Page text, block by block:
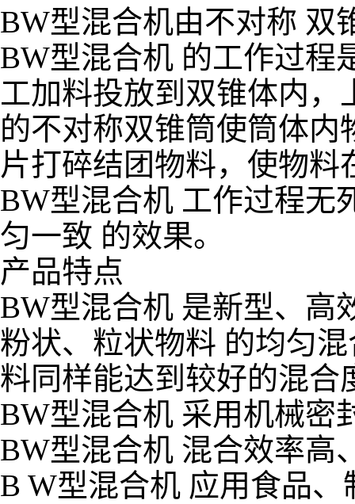
BW型混合机由不对称 双
BW型混合机 的工作过程
工加料投放到双锥体内
的不对称双锥筒使筒体
片打碎结团物料，使物料
BW型混合机 工作过程无
匀一致 的效果。
产品特点
BW型混合机 是新型、高
粉状、粒状物料 的均匀
料同样能达到较好的混合
BW型混合机 采用机械密
BW型混合机 混合效率高
B W型混合机 应用食品